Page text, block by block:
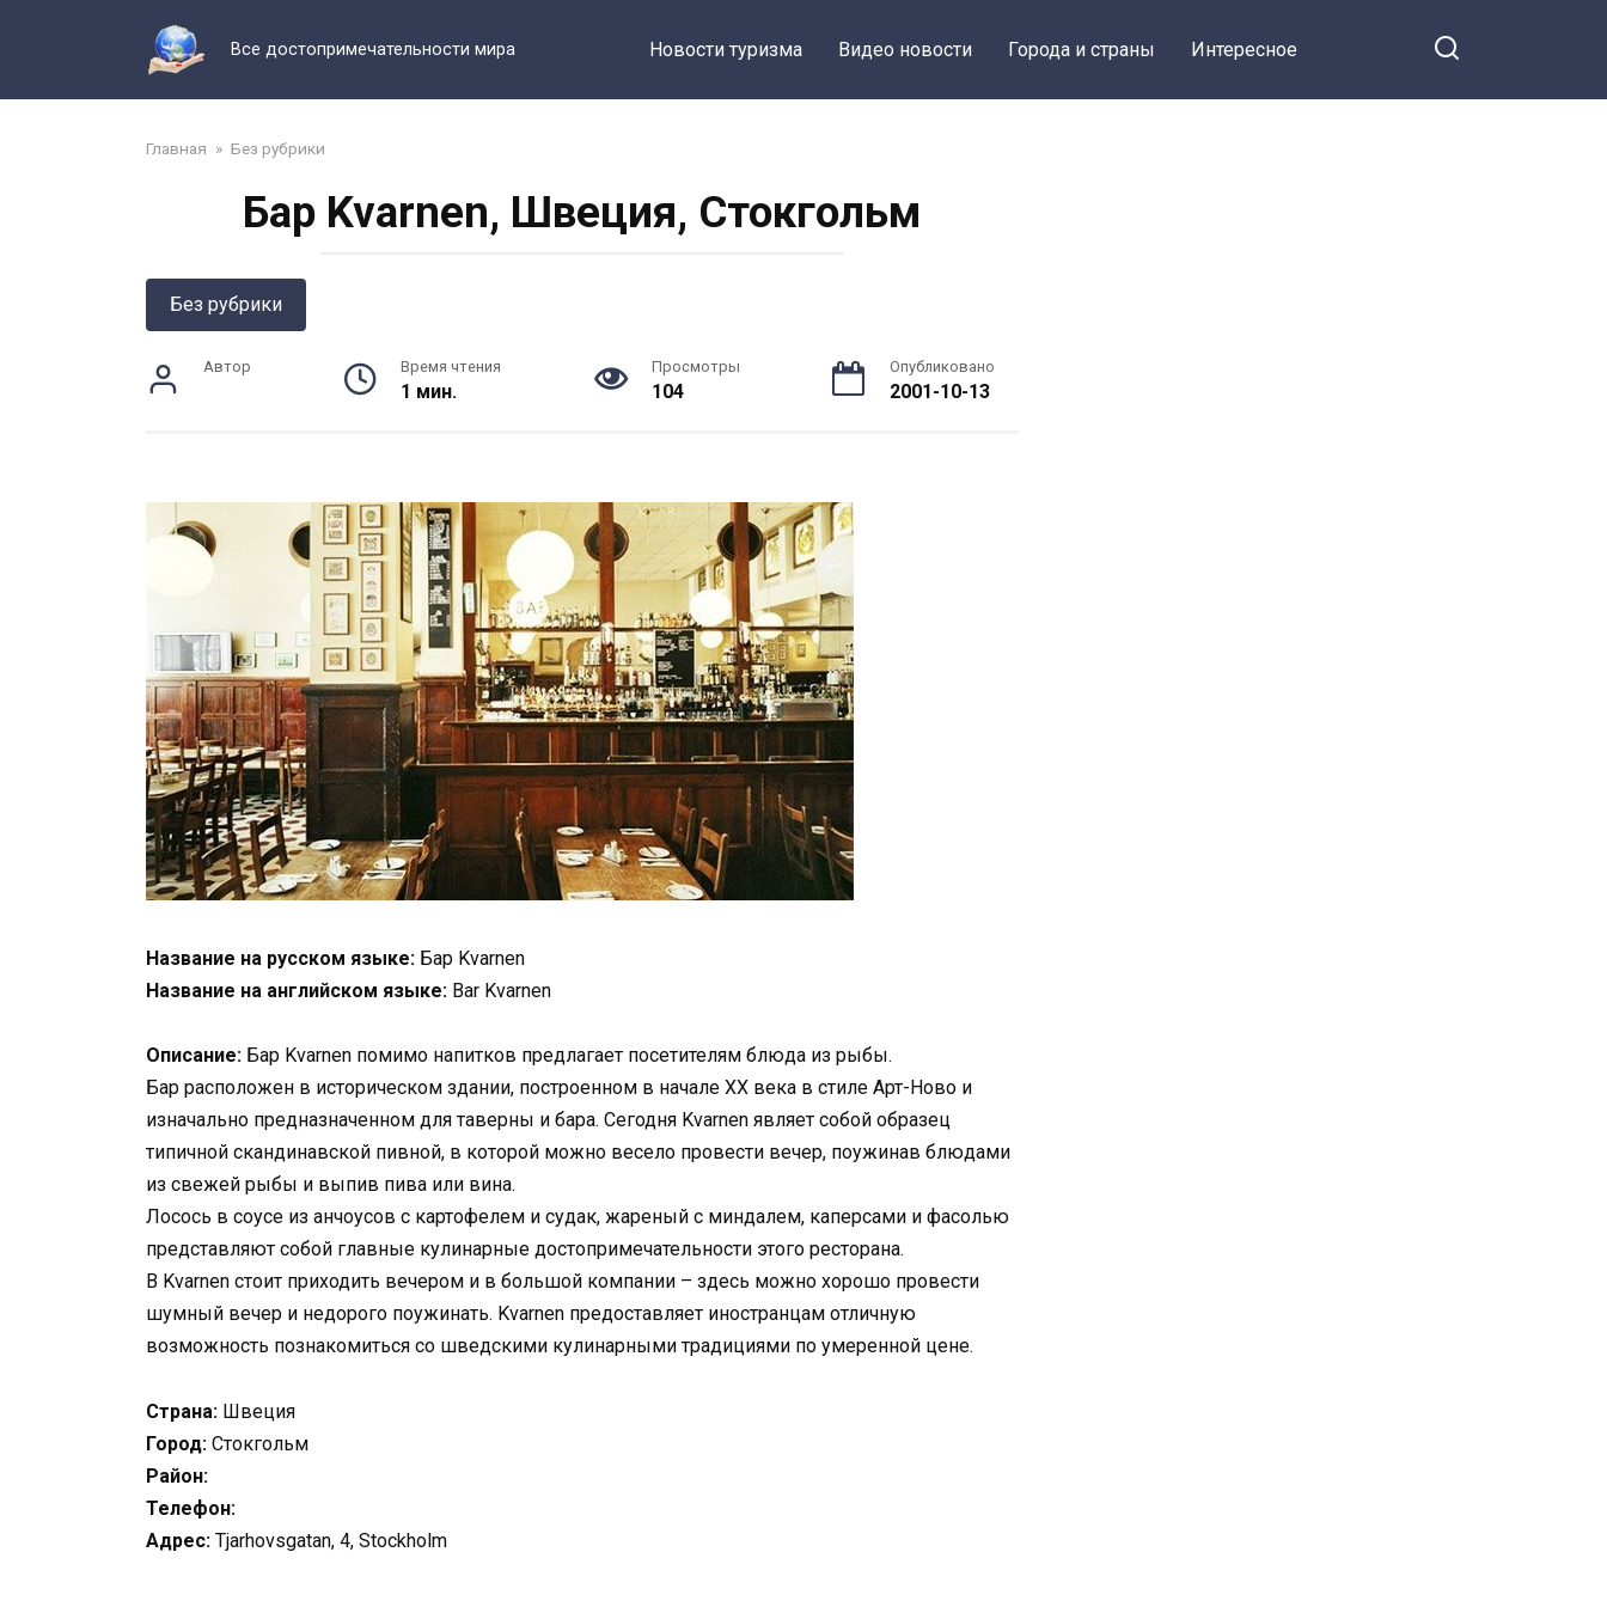
Все достопримечательности мира Новости туризма Видео новости Города и страны Интересное
Главная » Без рубрики
Бар Kvarnen, Швеция, Стокгольм
Без рубрики
Автор Время чтения
1 мин.
Просмотры
104
Опубликовано
2001-10-13
Название на русском языке: Бар Kvarnen
Название на английском языке: Bar Kvarnen
Описание: Бар Kvarnen помимо напитков предлагает посетителям блюда из рыбы.
Бар расположен в историческом здании, построенном в начале XX века в стиле Арт-Ново и
изначально предназначенном для таверны и бара. Сегодня Kvarnen являет собой образец
типичной скандинавской пивной, в которой можно весело провести вечер, поужинав блюдами
из свежей рыбы и выпив пива или вина.
Лосось в соусе из анчоусов с картофелем и судак, жареный с миндалем, каперсами и фасолью
представляют собой главные кулинарные достопримечательности этого ресторана.
В Kvarnen стоит приходить вечером и в большой компании – здесь можно хорошо провести
шумный вечер и недорого поужинать. Kvarnen предоставляет иностранцам отличную
возможность познакомиться со шведскими кулинарными традициями по умеренной цене.
Страна: Швеция
Город: Стокгольм
Район:
Телефон:
Адрес: Tjarhovsgatan, 4, Stockholm